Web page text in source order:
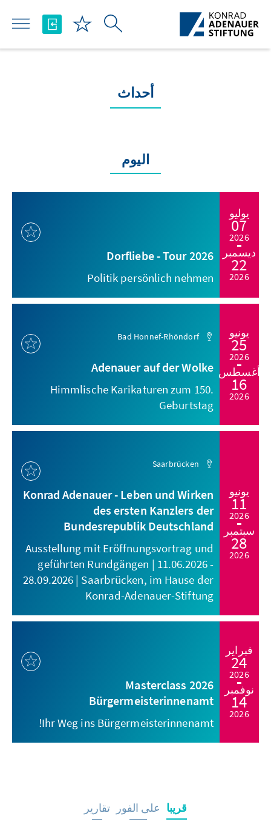
تخطي إلى المحتوى الرئيسي
أحداث
اليوم
يوليو
07
2026
ديسمبر
22
2026
Dorfliebe - Tour 2026
Politik persönlich nehmen
يونيو
25
2026
أغسطس
16
2026
Bad Honnef-Rhöndorf
Adenauer auf der Wolke
Himmlische Karikaturen zum 150.
Geburtstag
يونيو
11
2026
سبتمبر
28
2026
Saarbrücken
Konrad Adenauer - Leben und Wirken
des ersten Kanzlers der
Bundesrepublik Deutschland
Ausstellung mit Eröffnungsvortrag und
geführten Rundgängen | 11.06.2026 -
28.09.2026 | Saarbrücken, im Hause der
Konrad-Adenauer-Stiftung
فبراير
24
2026
نوفمبر
14
2026
Masterclass 2026
Bürgermeisterinnenamt
Ihr Weg ins Bürgermeisterinnenamt!
قريبا على الفور تقارير